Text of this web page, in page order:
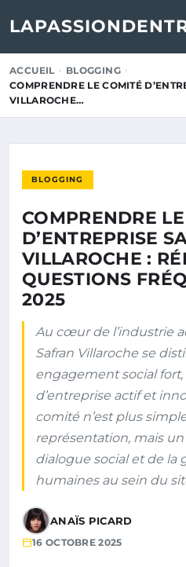
ACCUEIL
BLOGGING
COMPRENDRE LE COMITÉ
VILLAROCHE…
BLOGGING
COMPRENDRE
D’ENTREPRISE
VILLAROCHE :
QUESTIONS
2025
Au cœur de l’industrie
Safran Villaroche se
engagement social
d’entreprise actif et
comité n’est plus
représentation, mais
dialogue social et de la
humaines au sein du
ANAÏS PICARD
16 OCTOBRE 2025